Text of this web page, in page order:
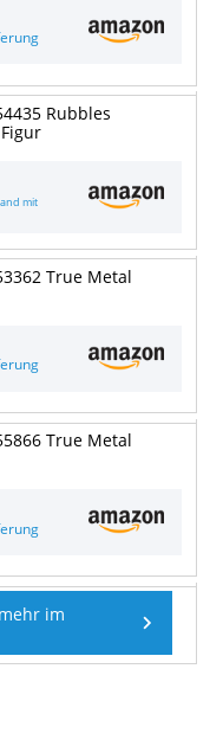
Rubbles
mit
True Metal
True Metal
im